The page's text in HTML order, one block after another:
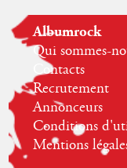
Albumrock
Qui sommes-
Contacts
Recrutement
Annonceurs
Conditions
Mentions